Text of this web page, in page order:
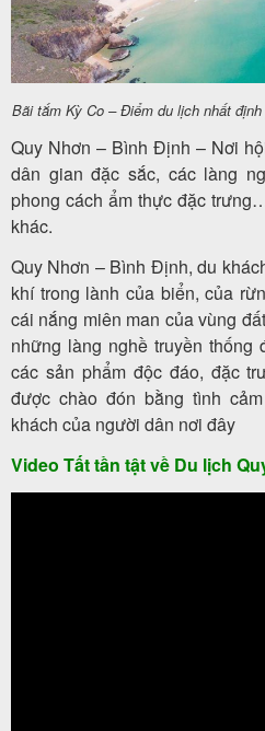
Bãi tắm Kỳ Co – Điểm du lịch nhất
Quy Nhơn – Bình Định – Nơi
dân gian đặc sắc, các làng
phong cách ẩm thực đặc
khác.
Quy Nhơn – Bình Định, du
khí trong lành của biển, của
cái nắng miên man của vùng
những làng nghề truyền thống
các sản phẩm độc đáo, đặc
được chào đón bằng tình
khách của người dân nơi đây
Video Tất tần tật về Du lịch